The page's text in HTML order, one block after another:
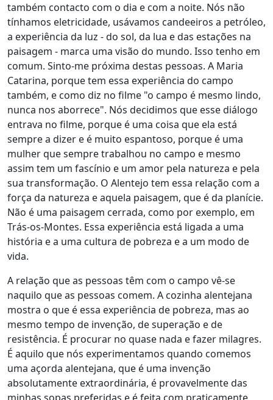
também contacto com o dia e com a noite. Nós não
tínhamos eletricidade, usávamos candeeiros a petróleo,
a experiência da luz - do sol, da lua e das estações na
paisagem - marca uma visão do mundo. Isso tenho em
comum. Sinto-me próxima destas pessoas. A Maria
Catarina, porque tem essa experiência do campo
também, e como diz no filme "o campo é mesmo lindo,
nunca nos aborrece". Nós decidimos que esse diálogo
entrava no filme, porque é uma coisa que ela está
sempre a dizer e é muito espantoso, porque é uma
mulher que sempre trabalhou no campo e mesmo
assim tem um fascínio e um amor pela natureza e pela
sua transformação. O Alentejo tem essa relação com a
força da natureza e aquela paisagem, que é da planície.
Não é uma paisagem cerrada, como por exemplo, em
Trás-os-Montes. Essa experiência está ligada a uma
história e a uma cultura de pobreza e a um modo de
vida.
A relação que as pessoas têm com o campo vê-se
naquilo que as pessoas comem. A cozinha alentejana
mostra o que é essa experiência de pobreza, mas ao
mesmo tempo de invenção, de superação e de
resistência. É procurar no quase nada e fazer milagres.
É aquilo que nós experimentamos quando comemos
uma açorda alentejana, que é uma invenção
absolutamente extraordinária, é provavelmente das